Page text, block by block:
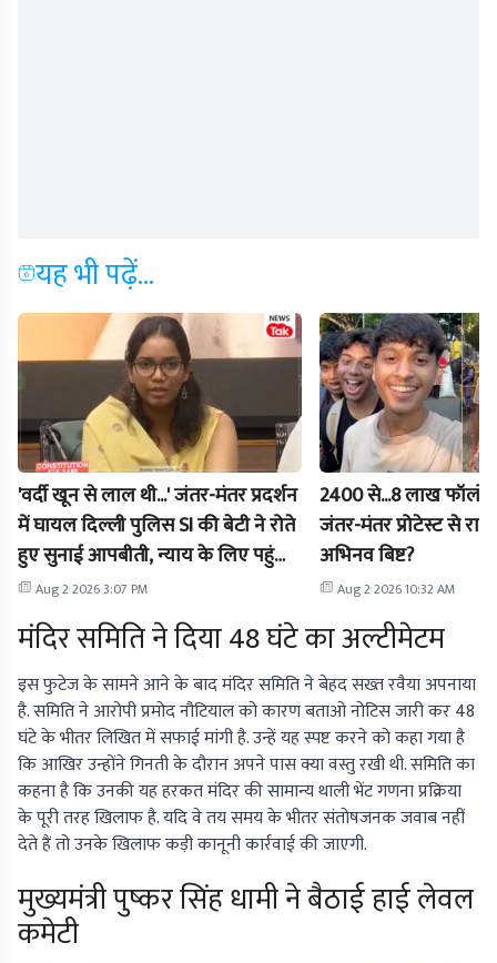
यह भी पढ़ें...
'वर्दी खून से लाल थी...' जंतर-मंतर प्रदर्शन
में घायल दिल्ली पुलिस SI की बेटी ने रोते
हुए सुनाई आपबीती, न्याय के लिए पहुंचीं
सुप्रीम कोर्ट
Aug 2 2026 3:07 PM
2400 से...8 लाख
जंतर-मंतर प्रोटेस्ट से
अभिनव बिष्ट?
Aug 2 2026 10:32 AM
मंदिर समिति ने दिया 48 घंटे का अल्टीमेटम
इस फुटेज के सामने आने के बाद मंदिर समिति ने बेहद सख्त रवैया अपनाया
है. समिति ने आरोपी प्रमोद नौटियाल को कारण बताओ नोटिस जारी कर 48
घंटे के भीतर लिखित में सफाई मांगी है. उन्हें यह स्पष्ट करने को कहा गया है
कि आखिर उन्होंने गिनती के दौरान अपने पास क्या वस्तु रखी थी. समिति का
कहना है कि उनकी यह हरकत मंदिर की सामान्य थाली भेंट गणना प्रक्रिया
के पूरी तरह खिलाफ है. यदि वे तय समय के भीतर संतोषजनक जवाब नहीं
देते हैं तो उनके खिलाफ कड़ी कानूनी कार्रवाई की जाएगी.
मुख्यमंत्री पुष्कर सिंह धामी ने बैठाई हाई लेवल
कमेटी